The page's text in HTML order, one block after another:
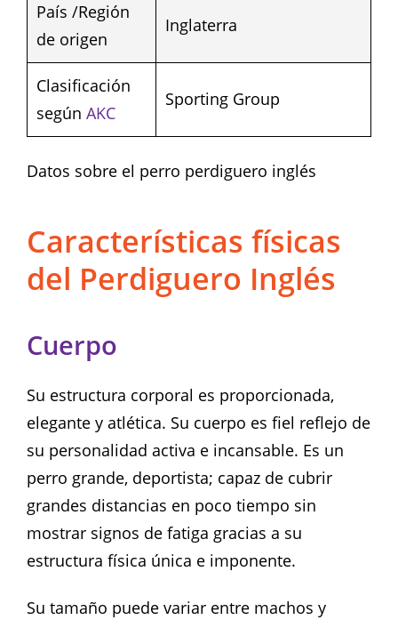
País /Región
de origen
Inglaterra
Clasificación
según AKC
Sporting Group
Datos sobre el perro perdiguero inglés
Características físicas
del Perdiguero Inglés
Cuerpo
Su estructura corporal es proporcionada,
elegante y atlética. Su cuerpo es fiel reflejo de
su personalidad activa e incansable. Es un
perro grande, deportista; capaz de cubrir
grandes distancias en poco tiempo sin
mostrar signos de fatiga gracias a su
estructura física única e imponente.
Su tamaño puede variar entre machos y